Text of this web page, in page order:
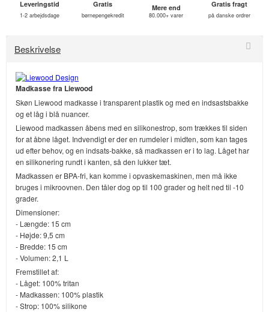
Leveringstid
1-2 arbejdsdage
Gratis
børnepengekredit
Mere end
80.000+ varer
Gratis fragt
på danske ordrer
Beskrivelse
Madkasse fra Liewood
Skøn Liewood madkasse i transparent plastik og med en indsastsbakke
og et låg i blå nuancer.
Liewood madkassen åbens med en silikonestrop, som trækkes til siden
for at åbne låget. Indvendigt er der en rumdeler i midten, som kan tages
ud efter behov, og en indsats-bakke, så madkassen er i to lag. Låget har
en silikonering rundt i kanten, så den lukker tæt.
Madkassen er BPA-fri, kan komme i opvaskemaskinen, men må ikke
bruges i mikroovnen. Den tåler dog op til 100 grader og helt ned til -10
grader.
Dimensioner:
- Længde: 15 cm
- Højde: 9,5 cm
- Bredde: 15 cm
- Volumen: 2,1 L
Fremstillet af:
- Låget: 100% tritan
- Madkassen: 100% plastik
- Strop: 100% silikone